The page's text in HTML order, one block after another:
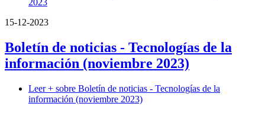
15-12-2023
Boletín de noticias - Tecnologías de la
información (noviembre 2023)
Leer + sobre Boletín de noticias - Tecnologías de la
información (noviembre 2023)